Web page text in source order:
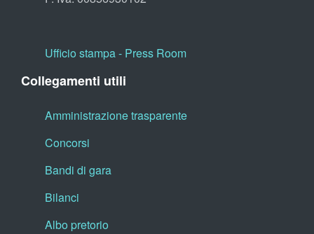
Ufficio stampa - Press Room
Collegamenti utili
Amministrazione trasparente
Concorsi
Bandi di gara
Bilanci
Albo pretorio